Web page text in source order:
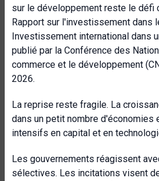
sur le développement reste le défi
Rapport sur l'investissement dans
Investissement international dans
publié par la Conférence des
commerce et le développement
2026.
La reprise reste fragile. La
dans un petit nombre d'économies
intensifs en capital et en
Les gouvernements réagissent
sélectives. Les incitations visent